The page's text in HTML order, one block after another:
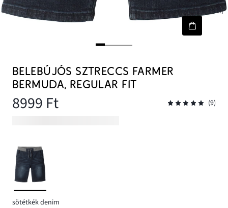
[node-product-wishlist]
BELEBÚJÓS SZTRECCS FARMER
BERMUDA, REGULAR FIT
8999 Ft (9)
sötétkék denim